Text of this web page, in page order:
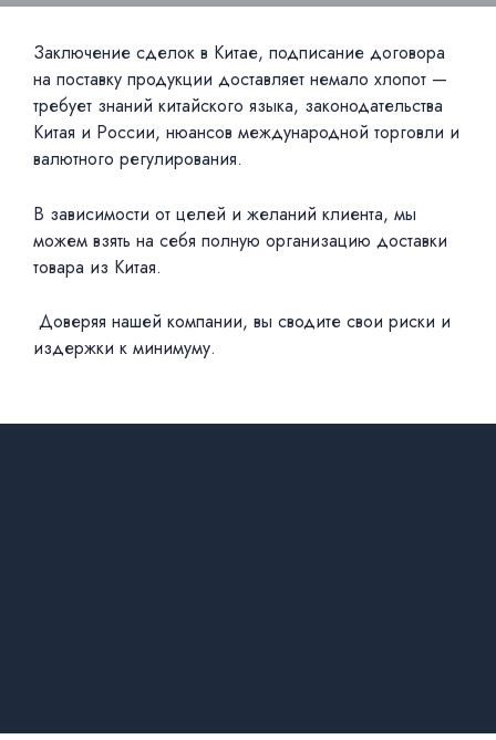
Заключение сделок в Китае, подписание договора
на поставку продукции доставляет немало хлопот —
требует знаний китайского языка, законодательства
Китая и России, нюансов международной торговли и
валютного регулирования.
В зависимости от целей и желаний клиента, мы
можем взять на себя полную организацию доставки
товара из Китая.
Доверяя нашей компании, вы сводите свои риски и
издержки к минимуму.